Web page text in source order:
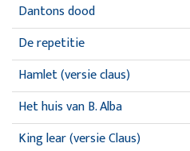
Dantons dood
De repetitie
Hamlet (versie claus)
Het huis van B. Alba
King lear (versie Claus)